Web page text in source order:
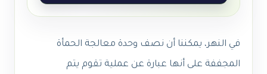
في النهر، يمكننا أن نصف وحدة معالجة الحمأة
المجففة على أنها عبارة عن عملية تقوم يتم